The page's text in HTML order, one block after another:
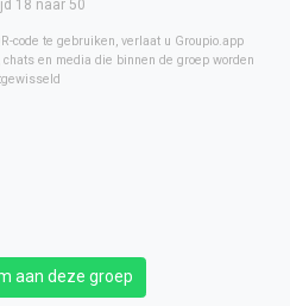
18 naar 50
code te gebruiken, verlaat u Groupio.app
en media die binnen de groep worden
aan deze groep